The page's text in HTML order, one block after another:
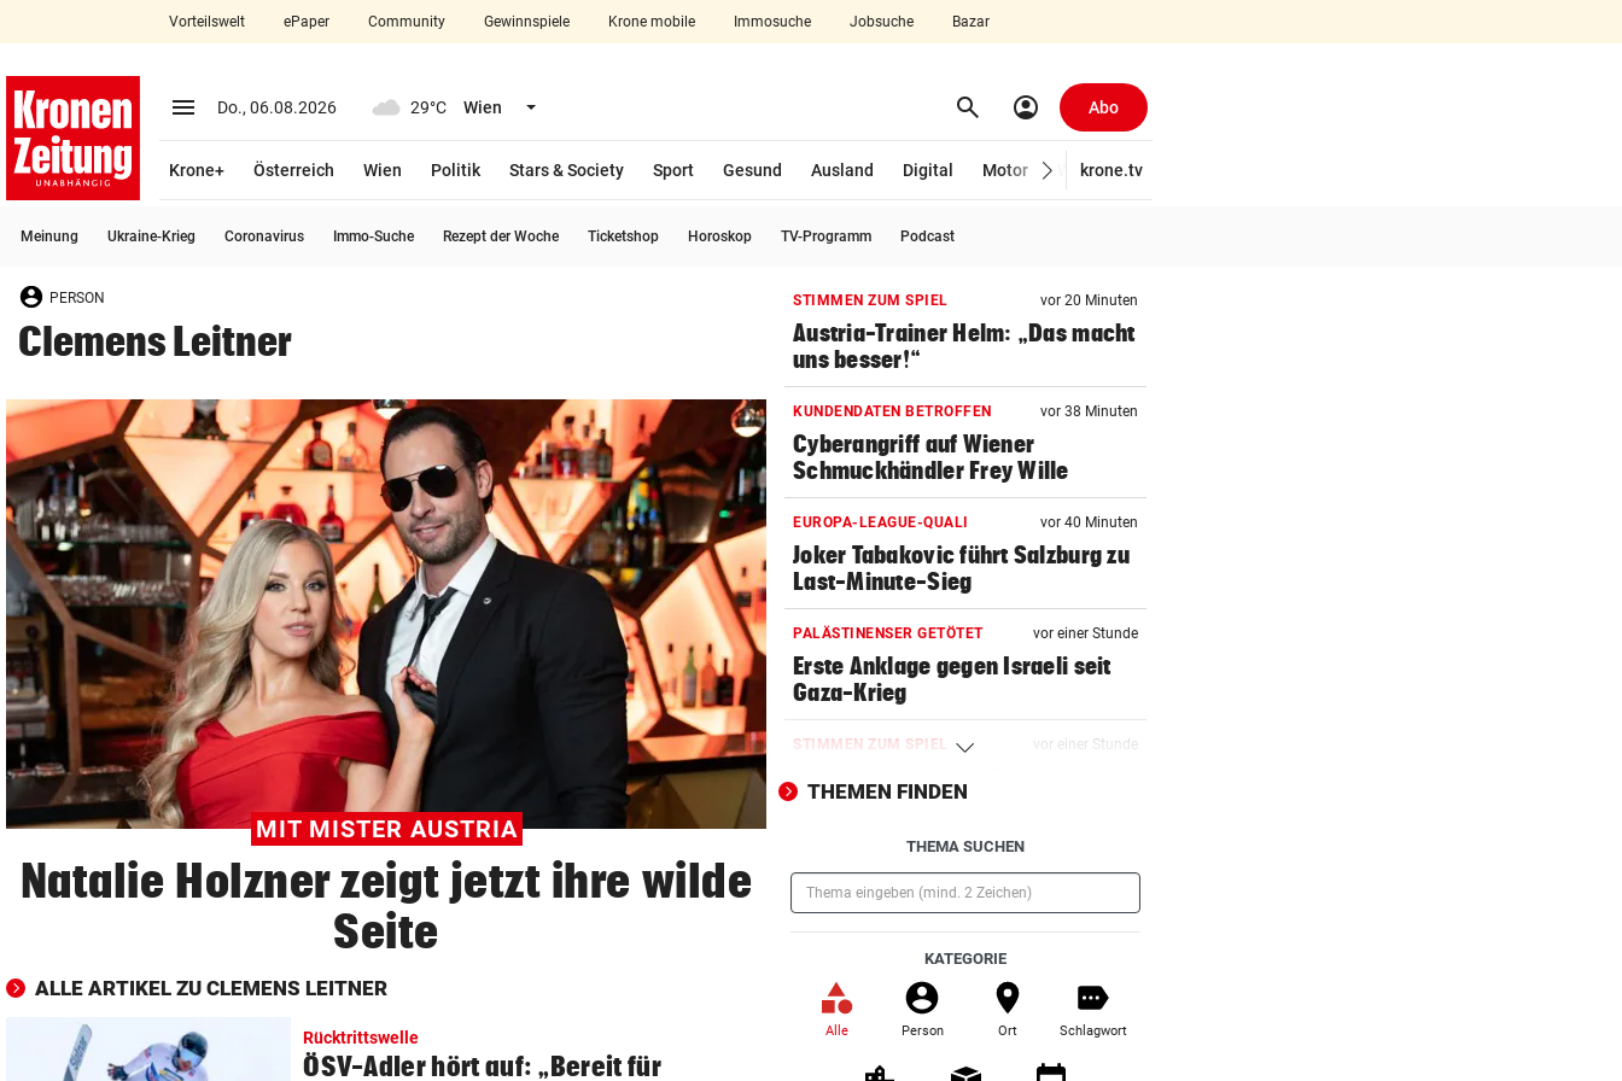
closeSchließen
account_circle Anmelden
arrow_right
bookmark
Suchbegriff
© Krone Multimedia GmbH & Co KG 2026
Muthgasse 2, 1190 Wien
Vorteilswelt ePaper Community Gewinnspiele Krone mobile Immosuche Jobsuche Bazar
menu Menü aufklappen
Do., 06.08.2026 29°C Wien Menü aufklappen search Suchen
account_circle Abo
Krone+ Österreich Wien Politik Stars & Society Sport Gesund Ausland Digital Motor Wirtschaft
krone.tv
Meinung Ukraine-Krieg Coronavirus Immo-Suche Rezept der Woche Ticketshop Horoskop TV-Programm Podcast
PERSON
Clemens Leitner
MIT MISTER AUSTRIA
Natalie Holzner zeigt jetzt ihre wilde
Seite
ALLE ARTIKEL ZU CLEMENS LEITNER
Rücktrittswelle
ÖSV-Adler hört auf: „Bereit für
STIMMEN ZUM SPIEL vor 20 Minuten
Austria-Trainer Helm: „Das macht
uns besser!“
KUNDENDATEN BETROFFEN vor 38 Minuten
Cyberangriff auf Wiener
Schmuckhändler Frey Wille
EUROPA-LEAGUE-QUALI vor 40 Minuten
Joker Tabakovic führt Salzburg zu
Last-Minute-Sieg
PALÄSTINENSER GETÖTET vor einer Stunde
Erste Anklage gegen Israeli seit
Gaza-Krieg
STIMMEN ZUM SPIEL vor einer Stunde
Sportboss Katzer: „Fahren
superhappy nach Hause“
ORKAN, KEIN STROM & CO
Skurrilitäten in der Red Bull Arena
häufen sich
WASSERSPRINGEN
Knoll bei EM Achter vom Turm ++
Lotfi auf Rang 12!
SCHON NÄCHSTE SAISON vor 2 Stunden
THEMEN FINDEN
THEMA SUCHEN
KATEGORIE
Alle Person Ort Schlagwort